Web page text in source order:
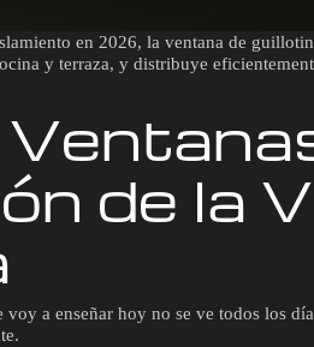
en 2026, la ventana de
y terraza, y distribuye
de la
a enseñar hoy no se ve todos los